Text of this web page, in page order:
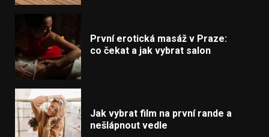
První erotická masáž v Praze:
co čekat a jak vybrat salon
Jak vybrat film na první rande a
nešlápnout vedle